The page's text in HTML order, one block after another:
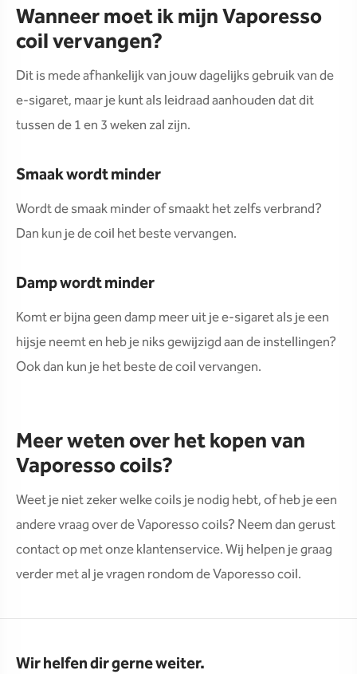
Wanneer moet ik mijn Vaporesso
coil vervangen?
Dit is mede afhankelijk van jouw dagelijks gebruik van de
e-sigaret, maar je kunt als leidraad aanhouden dat dit
tussen de 1 en 3 weken zal zijn.
Smaak wordt minder
Wordt de smaak minder of smaakt het zelfs verbrand?
Dan kun je de coil het beste vervangen.
Damp wordt minder
Komt er bijna geen damp meer uit je e-sigaret als je een
hijsje neemt en heb je niks gewijzigd aan de instellingen?
Ook dan kun je het beste de coil vervangen.
Meer weten over het kopen van
Vaporesso coils?
Weet je niet zeker welke coils je nodig hebt, of heb je een
andere vraag over de Vaporesso coils? Neem dan gerust
contact op met onze klantenservice. Wij helpen je graag
verder met al je vragen rondom de Vaporesso coil.
Wir helfen dir gerne weiter.